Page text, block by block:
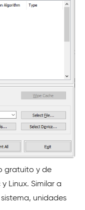
gratuito y de
Linux. Similar a
unidades